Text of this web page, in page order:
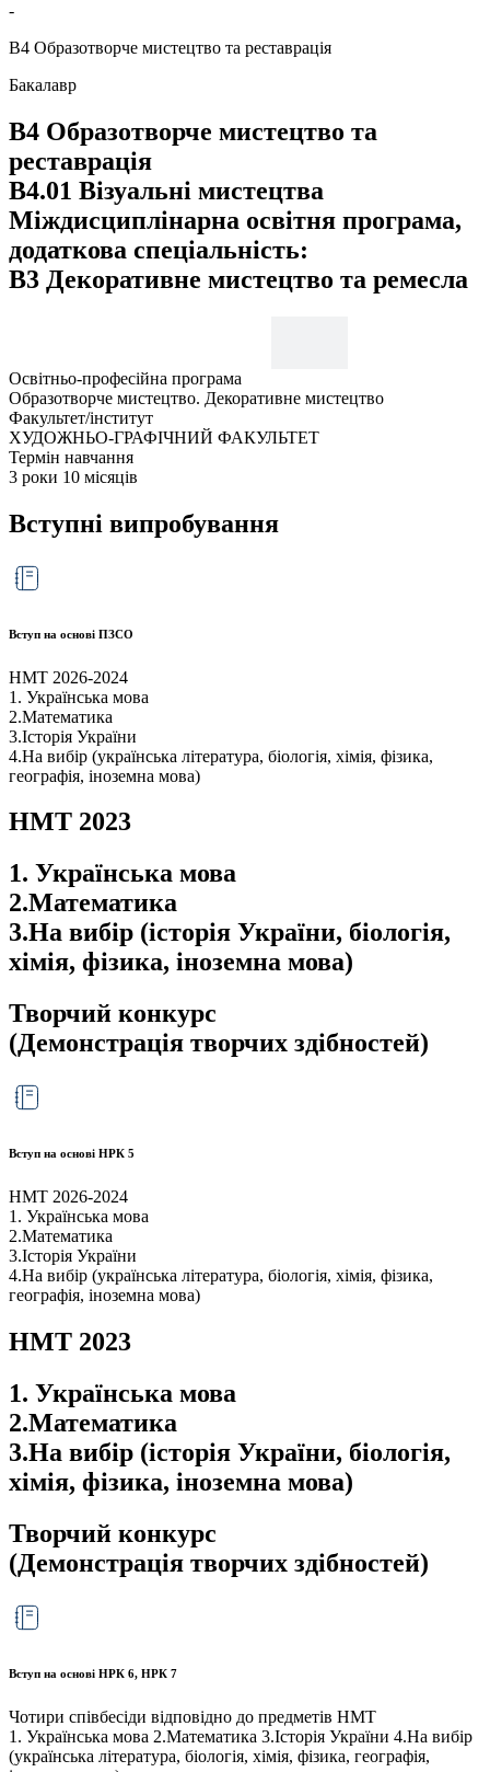
-
В4 Образотворче мистецтво та реставрація
Бакалавр
В4 Образотворче мистецтво та
реставрація
В4.01 Візуальні мистецтва
Міждисциплінарна освітня програма,
додаткова спеціальність:
B3 Декоративне мистецтво та ремесла
Освітньо-професійна програма
Образотворче мистецтво. Декоративне мистецтво
Факультет/інститут
ХУДОЖНЬО-ГРАФІЧНИЙ ФАКУЛЬТЕТ
Термін навчання
3 роки 10 місяців​
Вступні випробування
Вступ на основі ПЗСО
НМТ 2026-2024
1. Українська мова
2.Математика
3.Історія України
4.На вибір (українська література, біологія, хімія, фізика,
географія, іноземна мова)
НМТ 2023
1. Українська мова
2.Математика
3.На вибір (історія України, біологія,
хімія, фізика, іноземна мова)
Творчий конкурс
(Демонстрація творчих здібностей)
Вступ на основі НРК 5
НМТ 2026-2024
1. Українська мова
2.Математика
3.Історія України
4.На вибір (українська література, біологія, хімія, фізика,
географія, іноземна мова)
НМТ 2023
1. Українська мова
2.Математика
3.На вибір (історія України, біологія,
хімія, фізика, іноземна мова)
Творчий конкурс
(Демонстрація творчих здібностей)
Вступ на основі НРК 6, НРК 7
Чотири співбесіди відповідно до предметів НМТ
1. Українська мова 2.Математика 3.Історія України 4.На вибір
(українська література, біологія, хімія, фізика, географія,